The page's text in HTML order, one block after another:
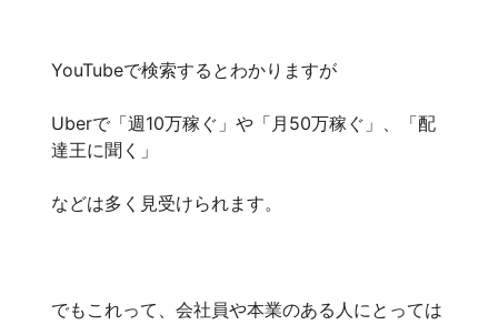
YouTubeで検索するとわかりますが
Uberで「週10万稼ぐ」や「月50万稼ぐ」、「配
達王に聞く」
などは多く見受けられます。
でもこれって、会社員や本業のある人にとっては